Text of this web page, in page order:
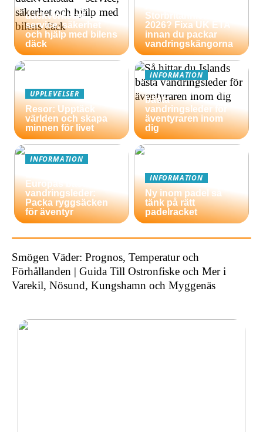
Så väljer du rätt
däckverkstad –
service, säkerhet
och hjälp med bilens
däck
Storbritannien
2026? Fixa UK ETA
innan du packar
vandringskängorna
UPPLEVELSER
Resor: Upptäck
världen och skapa
minnen för livet
INFORMATION
Så hittar du Islands
bästa
vandringsleder för
äventyraren inom
dig
INFORMATION
Europas bästa
vandringsleder:
Packa ryggsäcken
för äventyr
INFORMATION
Ny inom padel så
tänk på rätt
padelracket
Smögen Väder: Prognos, Temperatur och
Förhållanden | Guida Till Ostronfiske och Mer i
Varekil, Nösund, Kungshamn och Myggenäs